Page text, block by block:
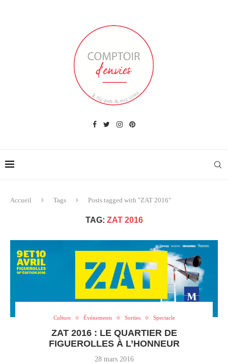
Accueil Tags Posts tagged with "ZAT 2016"
TAG: ZAT 2016
Culture Événements Sorties Spectacle
ZAT 2016 : LE QUARTIER DE
FIGUEROLLES À L’HONNEUR
28 mars 2016